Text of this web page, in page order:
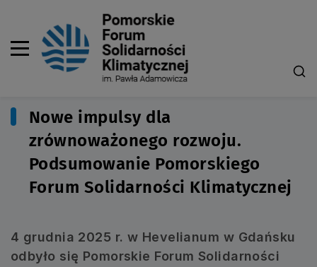
Nowe impulsy dla
zrównoważonego rozwoju.
Podsumowanie Pomorskiego
Forum Solidarności Klimatycznej
4 grudnia 2025 r. w Hevelianum w Gdańsku
odbyło się Pomorskie Forum Solidarności